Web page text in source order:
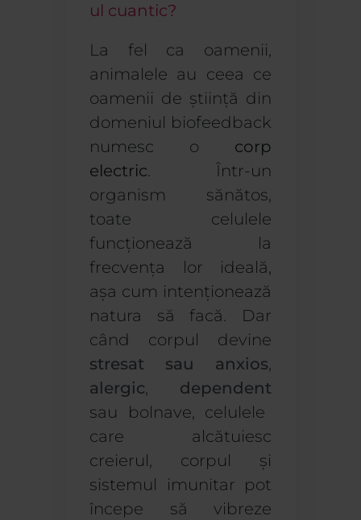
ul cuantic?
La fel ca oamenii,
animalele au ceea ce
oamenii de știință din
domeniul biofeedback
numesc o corp
electric. Într-un
organism sănătos,
toate celulele
funcționează la
frecvența lor ideală,
așa cum intenționează
natura să facă. Dar
când corpul devine
stresat sau anxios,
alergic, dependent
sau bolnave, celulele
care alcătuiesc
creierul, corpul și
sistemul imunitar pot
începe să vibreze